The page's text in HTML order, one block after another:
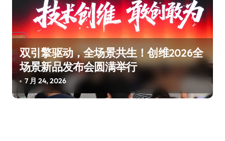
双引擎驱动，全场景共生！创维2026全
场景新品发布会圆满举行
7 月 24, 2026